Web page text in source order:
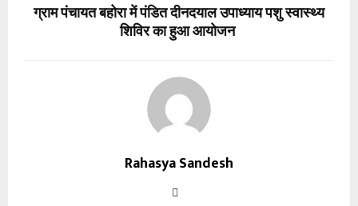
ग्राम पंचायत बहोरा में पंडित दीनदयाल उपाध्याय पशु स्वास्थ्य
शिविर का हुआ आयोजन
Rahasya Sandesh